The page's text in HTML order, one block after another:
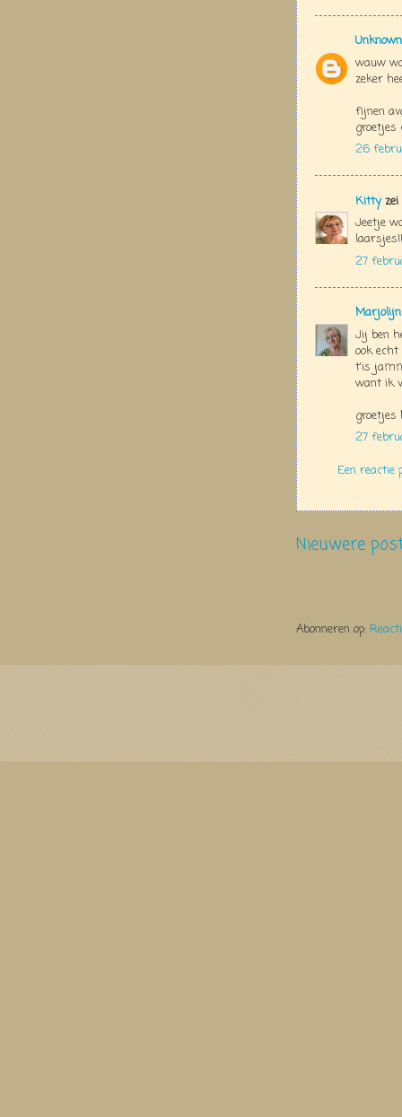
Unknown
wauw
zeker
fijnen
groetjes
26
Kittyzei
Jeetje
27
Jij ben
ook echt
t'is
want ik
groetjes
27
Een reactie
Nieuwere
Abonneren op: